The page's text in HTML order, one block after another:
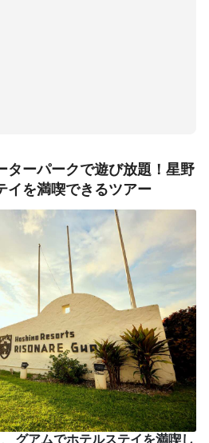
ターパークで遊び放題！星野
イを満喫できるツアー
グアムでホテルステイを満喫し